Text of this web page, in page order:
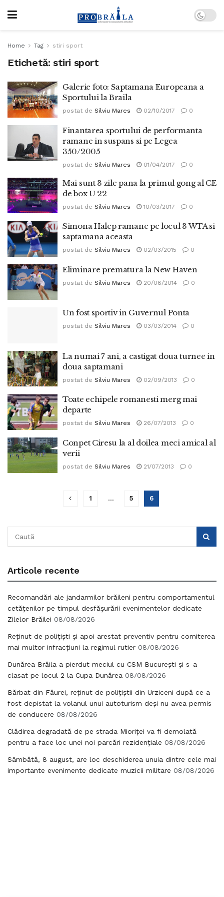
Home Tag stiri sport
Etichetă: stiri sport
Galerie foto: Saptamana Europeana a
Sportului la Braila
postat de Silviu Mares 02/10/2017 0
Finantarea sportului de performanta
ramane in suspans si pe Legea
350/2005
postat de Silviu Mares 01/04/2017 0
Mai sunt 3 zile pana la primul gong al CE
de box U 22
postat de Silviu Mares 10/03/2017 0
Simona Halep ramane pe locul 3 WTA si
saptamana aceasta
postat de Silviu Mares 02/03/2015 0
Eliminare prematura la New Haven
postat de Silviu Mares 20/08/2014 0
Un fost sportiv in Guvernul Ponta
postat de Silviu Mares 03/03/2014 0
La numai 7 ani, a castigat doua turnee in
doua saptamani
postat de Silviu Mares 02/09/2013 0
Toate echipele romanesti merg mai
departe
postat de Silviu Mares 26/07/2013 0
Conpet Ciresu la al doilea meci amical al
verii
postat de Silviu Mares 21/07/2013 0
1 … 5 6
Articole recente
Recomandări ale jandarmilor brăileni pentru comportamentul
cetățenilor pe timpul desfășurării evenimentelor dedicate
Zilelor Brăilei 08/08/2026
Reținut de polițiști și apoi arestat preventiv pentru comiterea
mai multor infracțiuni la regimul rutier 08/08/2026
Dunărea Brăila a pierdut meciul cu CSM București și s-a
clasat pe locul 2 la Cupa Dunărea 08/08/2026
Bărbat din Făurei, reținut de polițiștii din Urziceni după ce a
fost depistat la volanul unui autoturism deși nu avea permis
de conducere 08/08/2026
Clădirea degradată de pe strada Mioriței va fi demolată
pentru a face loc unei noi parcări rezidențiale 08/08/2026
Sâmbătă, 8 august, are loc deschiderea unuia dintre cele mai
importante evenimente dedicate muzicii militare 08/08/2026